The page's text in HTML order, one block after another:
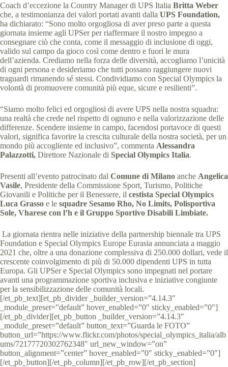
Coach d’eccezione la Country Manager di UPS Italia Britta Weber
che, a testimonianza dei valori portati avanti dalla UPS Foundation,
ha dichiarato: “Sono molto orgogliosa di aver preso parte a questa
giornata insieme agli UPSer per riaffermare il nostro impegno a
consegnare ciò che conta, come il messaggio di inclusione di oggi,
valido sul campo da gioco così come dentro e fuori le mura
dell’azienda. Crediamo nella forza delle diversità, accogliamo l’unicità
di ogni persona e desideriamo che tutti possano raggiungere nuovi
traguardi rimanendo sé stessi. Condividiamo con Special Olympics la
volontà di promuovere comunità più eque, sicure e resilienti”.
“Siamo molto felici ed orgogliosi di avere UPS nella nostra squadra:
una realtà che crede nel rispetto di ognuno e nella valorizzazione delle
differenze. Scendere insieme in campo, facendosi portavoce di questi
valori, significa favorire la crescita culturale della nostra società, per un
mondo più accogliente ed inclusivo”, commenta Alessandra
Palazzotti, Direttore Nazionale di Special Olympics Italia.
Presenti all’evento patrocinato dal Comune di Milano anche Angelica
Vasile, Presidente della Commissione Sport, Turismo, Politiche
Giovanili e Politiche per il Benessere, il cestista Special Olympics
Luca Grasso e le squadre Sesamo Rho, No Limits, Polisportiva
Sole, Vharese con l’h e il Gruppo Sportivo Disabili Limbiate.
La giornata rientra nelle iniziative della partnership biennale tra UPS
Foundation e Special Olympics Europe Eurasia annunciata a maggio
2021 che, oltre a una donazione complessiva di 250.000 dollari, vede il
crescente coinvolgimento di più di 50.000 dipendenti UPS in tutta
Europa. Gli UPSer e Special Olympics sono impegnati nel portare
avanti una programmazione sportiva inclusiva e iniziative congiunte
per la sensibilizzazione delle comunità locali.
[/et_pb_text][et_pb_divider _builder_version=”4.14.3″
_module_preset=”default” hover_enabled=”0″ sticky_enabled=”0″]
[/et_pb_divider][et_pb_button _builder_version=”4.14.3″
_module_preset=”default” button_text=”Guarda le FOTO”
button_url=”https://www.flickr.com/photos/special_olympics_italia/alb
ums/72177720302762348″ url_new_window=”on”
button_alignment=”center” hover_enabled=”0″ sticky_enabled=”0″]
[/et_pb_button][/et_pb_column][/et_pb_row][/et_pb_section]